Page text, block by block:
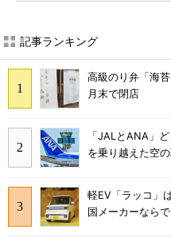
記事ランキング
高級のり弁「海
月末で閉店
「JALとANA」
を乗り越えた空
軽EV「ラッコ」
国メーカーなら